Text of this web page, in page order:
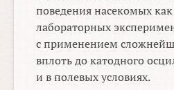
поведения насекомых как
лабораторных
с применением
вплоть до катодного
и в полевых условиях.